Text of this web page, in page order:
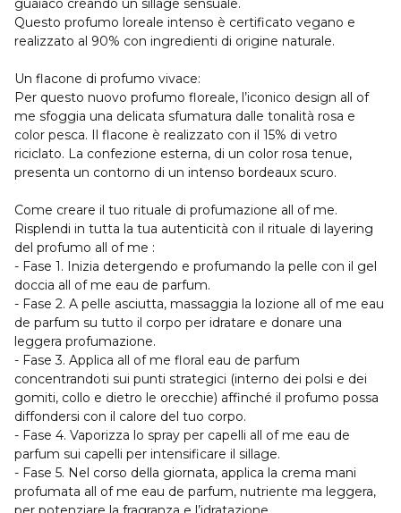
guaiaco creando un sillage sensuale.
Questo profumo loreale intenso è certificato vegano e
realizzato al 90% con ingredienti di origine naturale.
Un flacone di profumo vivace:
Per questo nuovo profumo floreale, l’iconico design all of
me sfoggia una delicata sfumatura dalle tonalità rosa e
color pesca. Il flacone è realizzato con il 15% di vetro
riciclato. La confezione esterna, di un color rosa tenue,
presenta un contorno di un intenso bordeaux scuro.
Come creare il tuo rituale di profumazione all of me.
Risplendi in tutta la tua autenticità con il rituale di layering
del profumo all of me :
- Fase 1. Inizia detergendo e profumando la pelle con il gel
doccia all of me eau de parfum.
- Fase 2. A pelle asciutta, massaggia la lozione all of me eau
de parfum su tutto il corpo per idratare e donare una
leggera profumazione.
- Fase 3. Applica all of me floral eau de parfum
concentrandoti sui punti strategici (interno dei polsi e dei
gomiti, collo e dietro le orecchie) affinché il profumo possa
diffondersi con il calore del tuo corpo.
- Fase 4. Vaporizza lo spray per capelli all of me eau de
parfum sui capelli per intensificare il sillage.
- Fase 5. Nel corso della giornata, applica la crema mani
profumata all of me eau de parfum, nutriente ma leggera,